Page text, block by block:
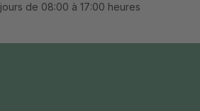
jours de 08:00 à 17:00 heures